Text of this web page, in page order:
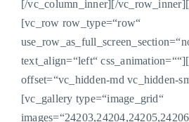
[/vc_column_inner][/
[vc_row row_type=“row“
text_align=“left“
offset=“vc_hidden-md vc_hidden-
[vc_gallery type=“image_grid“